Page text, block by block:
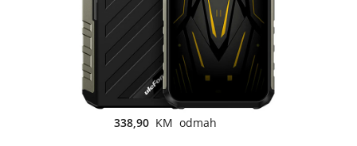
338,90 KM odmah